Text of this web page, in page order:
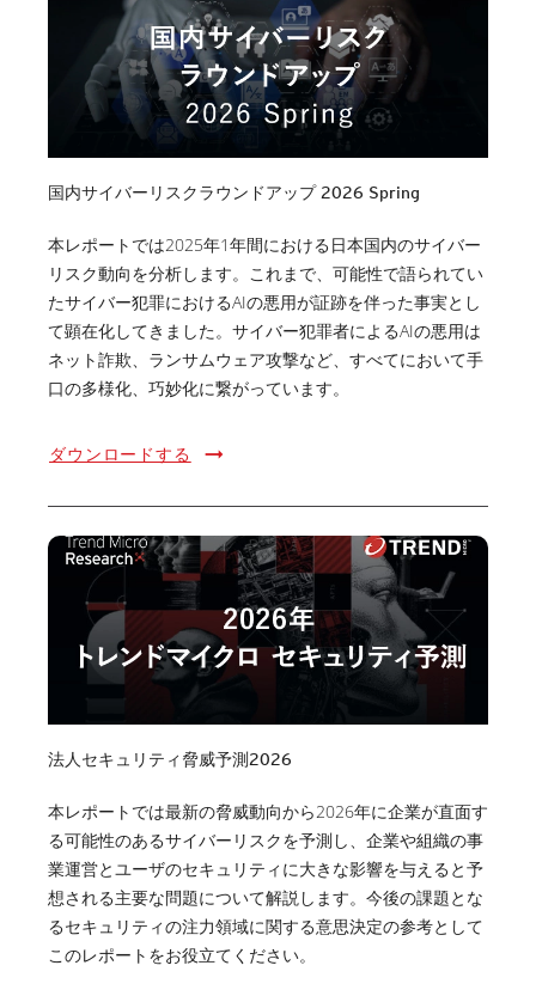
国内サイバーリスクラウンドアップ 2026 Spring
本レポートでは2025年1年間における日本国内のサイバー
リスク動向を分析します。これまで、可能性で語られてい
たサイバー犯罪におけるAIの悪用が証跡を伴った事実とし
て顕在化してきました。サイバー犯罪者によるAIの悪用は
ネット詐欺、ランサムウェア攻撃など、すべてにおいて手
口の多様化、巧妙化に繋がっています。
ダウンロードする
法人セキュリティ脅威予測2026
本レポートでは最新の脅威動向から2026年に企業が直面す
る可能性のあるサイバーリスクを予測し、企業や組織の事
業運営とユーザのセキュリティに大きな影響を与えると予
想される主要な問題について解説します。今後の課題とな
るセキュリティの注力領域に関する意思決定の参考として
このレポートをお役立てください。